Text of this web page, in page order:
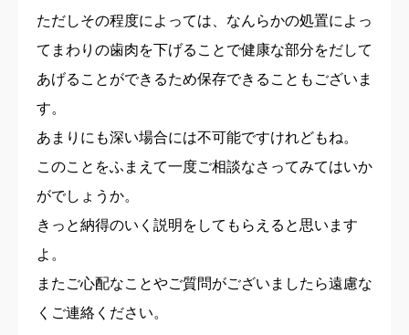
ただしその程度によっては、なんらかの処置によっ
てまわりの歯肉を下げることで健康な部分をだして
あげることができるため保存できることもございま
す。
あまりにも深い場合には不可能ですけれどもね。
このことをふまえて一度ご相談なさってみてはいか
がでしょうか。
きっと納得のいく説明をしてもらえると思います
よ。
またご心配なことやご質問がございましたら遠慮な
くご連絡ください。